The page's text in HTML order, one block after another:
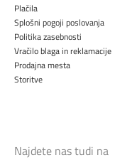
Plačila
Splošni pogoji poslovanja
Politika zasebnosti
Vračilo blaga in reklamacije
Prodajna mesta
Storitve
Najdete nas tudi na